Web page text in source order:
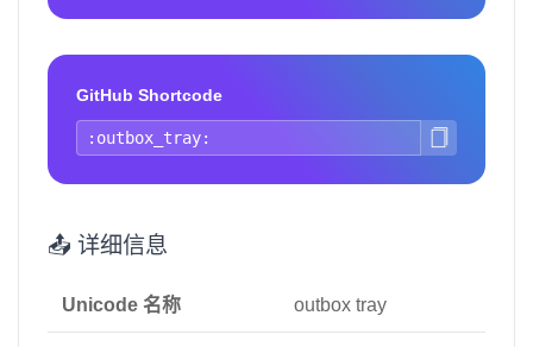
GitHub Shortcode
📤 详细信息
Unicode 名称 outbox tray